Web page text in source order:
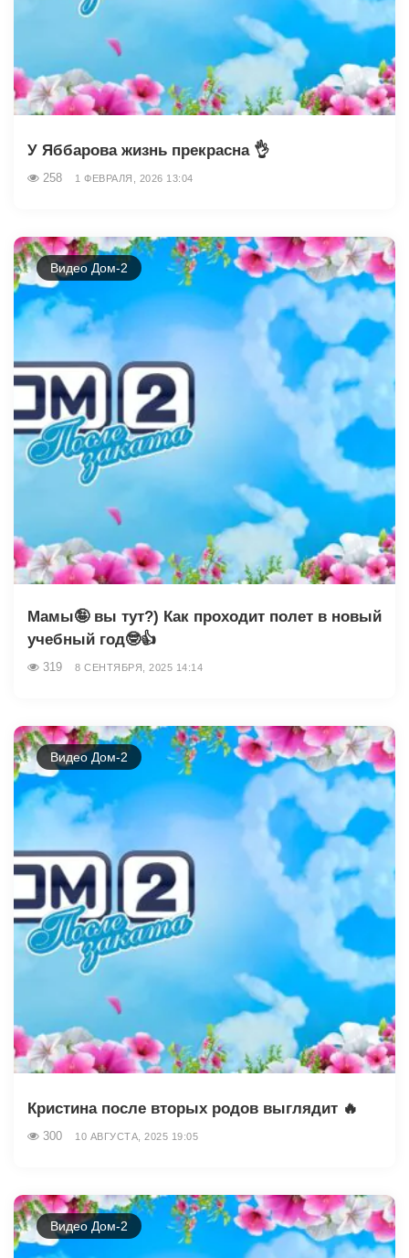
У Яббарова жизнь прекрасна 👌
258 1 ФЕВРАЛЯ, 2026 13:04
Видео Дом-2
Мамы🤪 вы тут?) Как проходит полет в новый
учебный год🤓👍
319 8 СЕНТЯБРЯ, 2025 14:14
Видео Дом-2
Кристина после вторых родов выглядит 🔥
300 10 АВГУСТА, 2025 19:05
Видео Дом-2